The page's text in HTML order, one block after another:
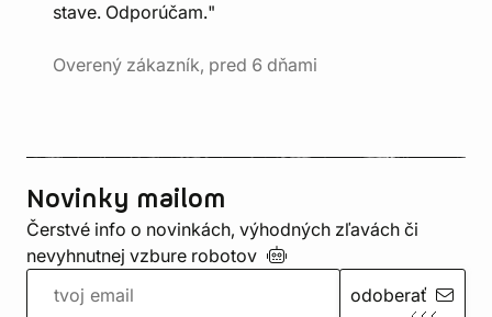
stave. Odporúčam."
Overený zákazník, pred 6 dňami
Novinky mailom
Čerstvé info o novinkách, výhodných zľavách či
nevyhnutnej vzbure robotov
odoberať